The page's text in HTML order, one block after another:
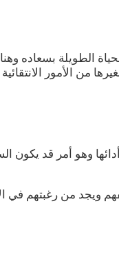
الطويلة بسعاده
من الأمور
وهو أمر قد يكون
ويجد من رغبتهم في